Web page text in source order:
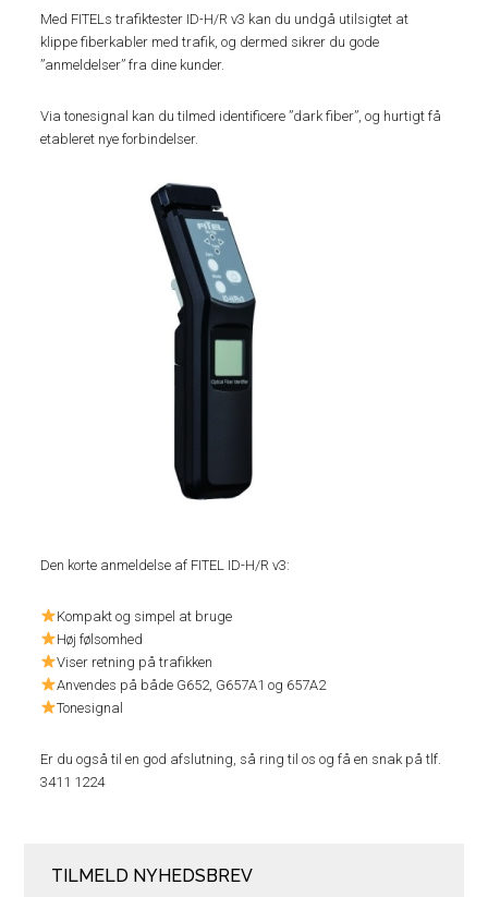
Med FITELs trafiktester ID-H/R v3 kan du undgå utilsigtet at
klippe fiberkabler med trafik, og dermed sikrer du gode
”anmeldelser” fra dine kunder.
Via tonesignal kan du tilmed identificere ”dark fiber”, og hurtigt få
etableret nye forbindelser.
Den korte anmeldelse af FITEL ID-H/R v3:
Kompakt og simpel at bruge
Høj følsomhed
Viser retning på trafikken
Anvendes på både G652, G657A1 og 657A2
Tonesignal
Er du også til en god afslutning, så ring til os og få en snak på tlf.
3411 1224
TILMELD NYHEDSBREV